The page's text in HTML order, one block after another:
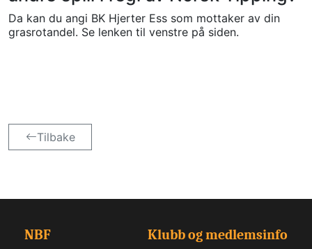
Da kan du angi BK Hjerter Ess som mottaker av din
grasrotandel. Se lenken til venstre på siden.
Tilbake
NBF Klubb og medlemsinfo